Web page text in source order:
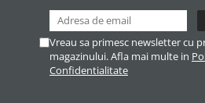
Vreau sa primesc newsletter cu
magazinului. Afla mai multe in
Confidentialitate